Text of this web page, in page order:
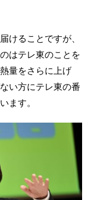
けることですが、
はテレ東のことを
量をさらに上げ
い方にテレ東の番
ます。